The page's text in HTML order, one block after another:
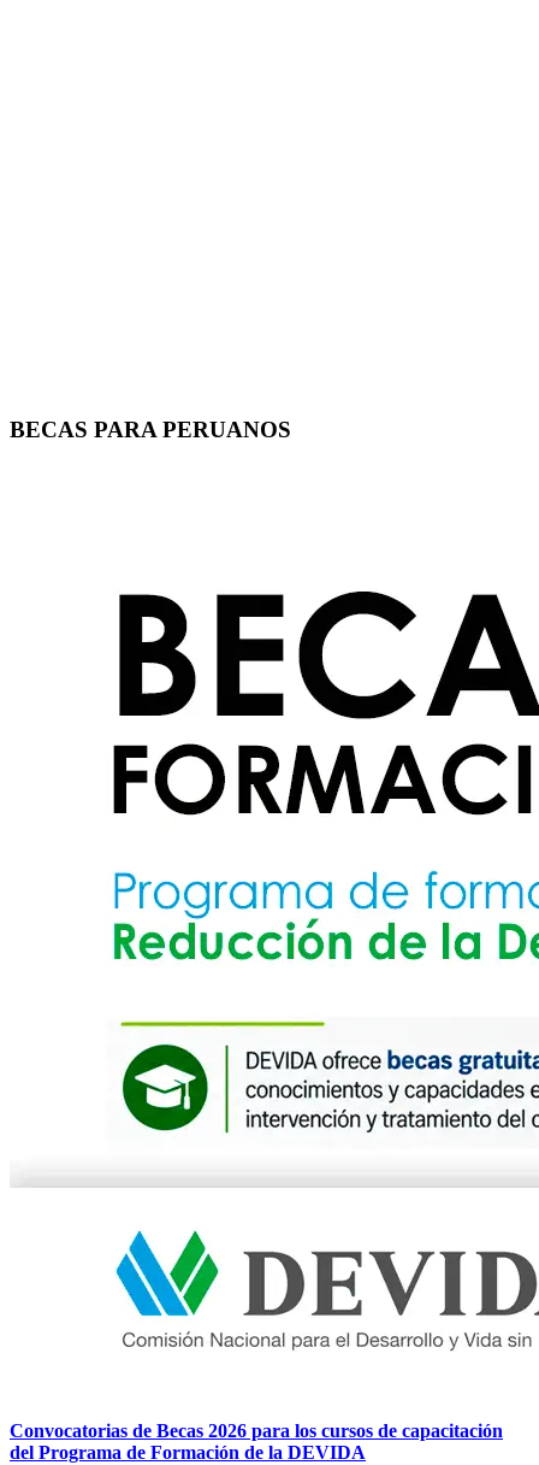
BECAS PARA PERUANOS
Convocatorias de Becas 2026 para los cursos de capacitación
del Programa de Formación de la DEVIDA